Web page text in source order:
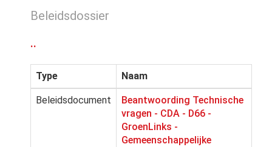
Beleidsdossier
..
Type Naam
Beleidsdocument
Beantwoording Technische
vragen - CDA - D66 -
GroenLinks -
Gemeenschappelijke